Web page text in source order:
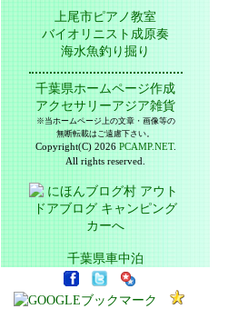
上尾市ピアノ教室
バイオリニスト成原奏
海水魚釣り掘り
千葉県ホームページ作成
アクセサリーアジア雑貨
※当ホームページ上の文章・画像等の
無断転載はご遠慮下さい。
Copyright(C) 2026 PCAMP.NET.
All rights reserved.
千葉県車中泊